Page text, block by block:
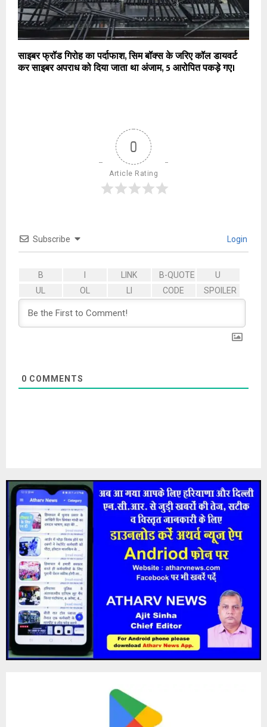
साइबर फ्रॉड गिरोह का पर्दाफाश, सिम बॉक्स के जरिए कॉल डायवर्ट
कर साइबर अपराध को दिया जाता था अंजाम, 5 आरोपित पकड़े गए।
0
Article Rating
Subscribe Login
0 COMMENTS